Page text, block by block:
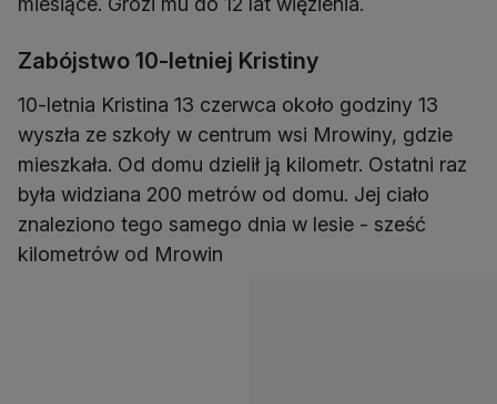
Zabójstwo 10-letniej Kristiny
10-letnia Kristina 13 czerwca około godziny 13
wyszła ze szkoły w centrum wsi Mrowiny, gdzie
mieszkała. Od domu dzielił ją kilometr. Ostatni raz
była widziana 200 metrów od domu. Jej ciało
znaleziono tego samego dnia w lesie - sześć
kilometrów od Mrowin